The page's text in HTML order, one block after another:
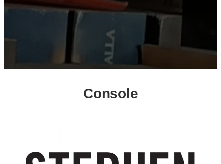
h
Console